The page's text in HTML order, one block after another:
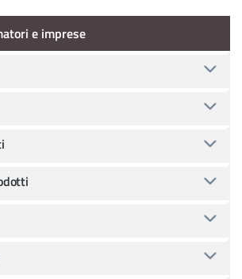
e imprese
e imprese